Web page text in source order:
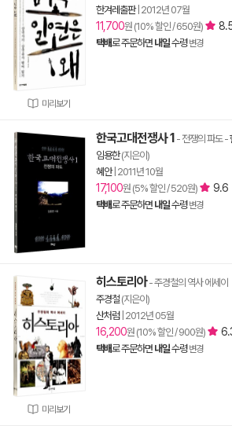
미리보기
한겨레출판| 2012년 07월
11,700원 (10% 할인 / 650원)
택배로 주문하면 내일수령 변경
한국고대전쟁사 1 - 전쟁의 파도-
임용한(지은이)
혜안| 2011년 10월
17,100원 (5% 할인 / 520원) 9.6
택배로 주문하면 내일수령 변경
미리보기
히스토리아- 주경철의 역사 에세이
주경철 (지은이)
산처럼| 2012년 05월
16,200원 (10% 할인 / 900원)
택배로 주문하면 내일수령 변경